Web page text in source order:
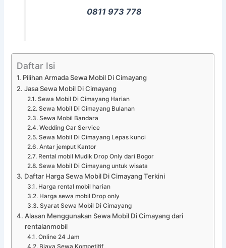
0811 973 778
Daftar Isi
Pilihan Armada Sewa Mobil Di Cimayang
Jasa Sewa Mobil Di Cimayang
Sewa Mobil Di Cimayang Harian
Sewa Mobil Di Cimayang Bulanan
Sewa Mobil Bandara
Wedding Car Service
Sewa Mobil Di Cimayang Lepas kunci
Antar jemput Kantor
Rental mobil Mudik Drop Only dari Bogor
Sewa Mobil Di Cimayang untuk wisata
Daftar Harga Sewa Mobil Di Cimayang Terkini
Harga rental mobil harian
Harga sewa mobil Drop only
Syarat Sewa Mobil Di Cimayang
Alasan Menggunakan Sewa Mobil Di Cimayang dari
rentalanmobil
Online 24 Jam
Biaya Sewa Kompetitif